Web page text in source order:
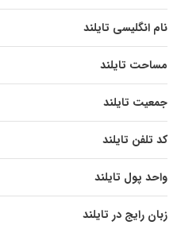
نام انگلیسی تایلند
مساحت تایلند
جمعیت تایلند
کد تلفن تایلند
واحد پول تایلند
زبان رایج در تایلند